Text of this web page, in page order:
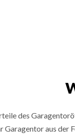
des
Garagentor aus der